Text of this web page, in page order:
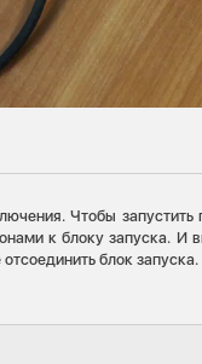
Чтобы
к блоку запуска. И
блок запуска.